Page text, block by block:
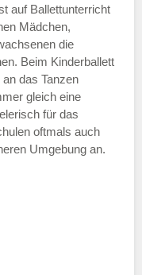
auf Ballettunterricht
Mädchen,
die
Beim Kinderballett
das Tanzen
gleich eine
für das
oftmals auch
Umgebung an.